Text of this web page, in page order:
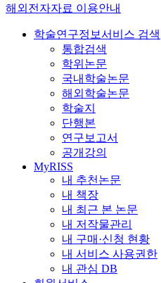
해외전자자료 이용안내
학술연구정보서비스 검색
통합검색
학위논문
국내학술논문
해외학술논문
학술지
단행본
연구보고서
공개강의
MyRISS
내 추천논문
내 책장
내 최근 본 논문
내 저작물관리
내 구매·신청 현황
내 서비스 사용권한
내 관심 DB